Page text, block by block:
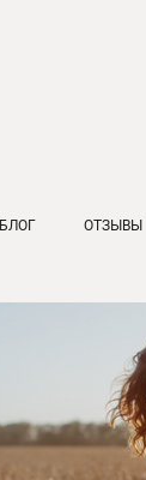
БЛОГ ОТЗЫВЫ